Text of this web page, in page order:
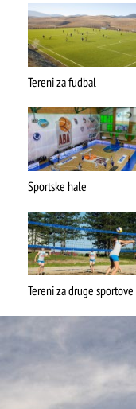
Tereni za fudbal
Sportske hale
Tereni za druge sportove